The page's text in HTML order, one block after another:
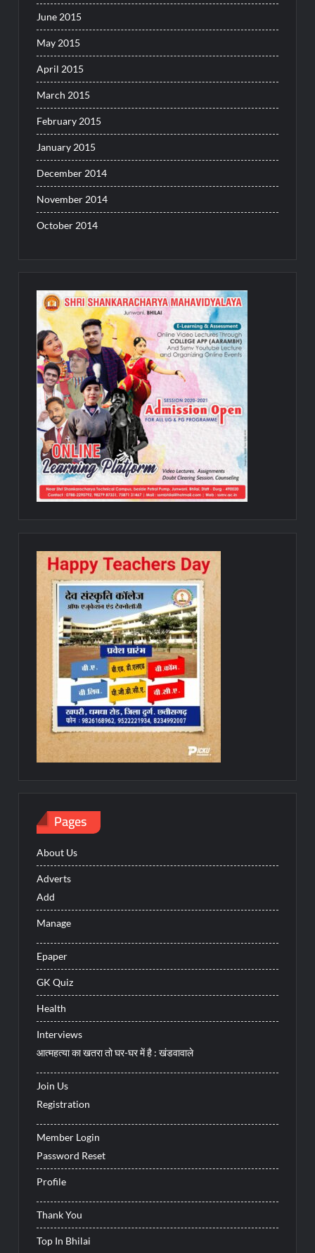
June 2015
May 2015
April 2015
March 2015
February 2015
January 2015
December 2014
November 2014
October 2014
Pages
About Us
Adverts
Add
Manage
Epaper
GK Quiz
Health
Interviews
आत्महत्या का खतरा तो घर-घर में है : खंडवावाले
Join Us
Registration
Member Login
Password Reset
Profile
Thank You
Top In Bhilai